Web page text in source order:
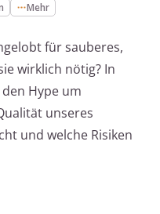
Mehr
für sauberes,
wirklich nötig? In
Hype um
unseres
und welche Risiken